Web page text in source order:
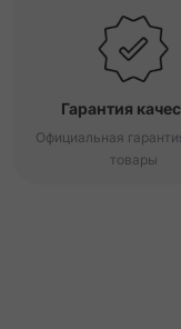
Гарантия
Официальная
товары